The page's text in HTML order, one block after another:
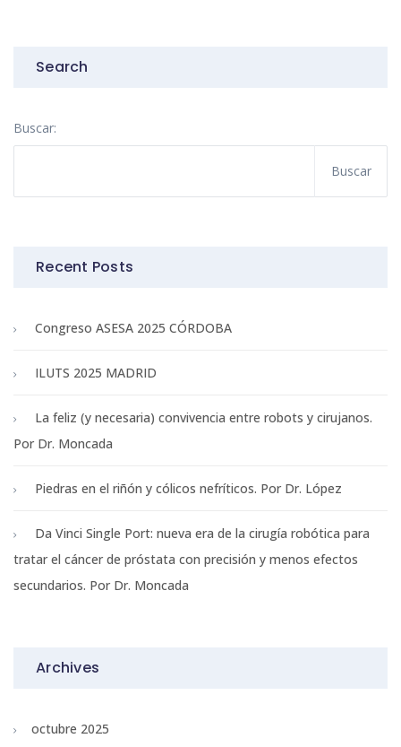
Search
Buscar:
Recent Posts
Congreso ASESA 2025 CÓRDOBA
ILUTS 2025 MADRID
La feliz (y necesaria) convivencia entre robots y cirujanos.
Por Dr. Moncada
Piedras en el riñón y cólicos nefríticos. Por Dr. López
Da Vinci Single Port: nueva era de la cirugía robótica para
tratar el cáncer de próstata con precisión y menos efectos
secundarios. Por Dr. Moncada
Archives
octubre 2025